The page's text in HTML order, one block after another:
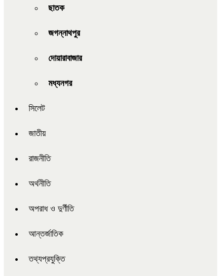
ছাতক
জগন্নাথপুর
দোয়ারাবাজার
মধ্যনগর
সিলেট
জাতীয়
রাজনীতি
অর্থনীতি
অপরাধ ও দুর্ণীতি
আন্তর্জাতিক
তথ্যপ্রযুক্তি